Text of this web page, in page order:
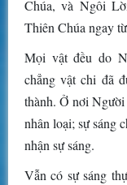
Chúa, và Ngôi
Thiên Chúa ngay
Mọi vật đều do
chẳng vật chi đã
thành. Ở nơi Người
nhân loại; sự sáng
nhận sự sáng.
Vẫn có sự sáng